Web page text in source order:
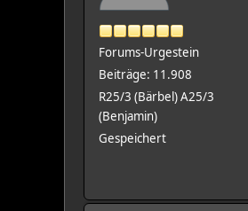
Forums-Urgestein
Beiträge: 11.908
R25/3 (Bärbel) A25/3
(Benjamin)
Gespeichert